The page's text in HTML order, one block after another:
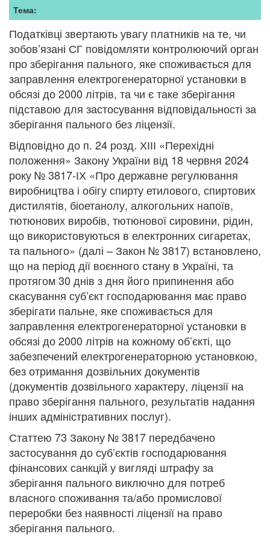
Тема:
Податківці звертають увагу платників на те, чи
зобов’язані СГ повідомляти контролюючий орган
про зберігання пального, яке споживається для
заправлення електрогенераторної установки в
обсязі до 2000 літрів, та чи є таке зберігання
підставою для застосування відповідальності за
зберігання пального без ліцензії.
Відповідно до п. 24 розд. ХІІІ «Перехідні
положення» Закону України від 18 червня 2024
року № 3817-ІХ «Про державне регулювання
виробництва і обігу спирту етилового, спиртових
дистилятів, біоетанолу, алкогольних напоїв,
тютюнових виробів, тютюнової сировини, рідин,
що використовуються в електронних сигаретах,
та пального» (далі – Закон № 3817) встановлено,
що на період дії воєнного стану в Україні, та
протягом 30 днів з дня його припинення або
скасування суб’єкт господарювання має право
зберігати пальне, яке споживається для
заправлення електрогенераторної установки в
обсязі до 2000 літрів на кожному об’єкті, що
забезпечений електрогенераторною установкою,
без отримання дозвільних документів
(документів дозвільного характеру, ліцензії на
право зберігання пального, результатів надання
інших адміністративних послуг).
Статтею 73 Закону № 3817 передбачено
застосування до суб’єктів господарювання
фінансових санкцій у вигляді штрафу за
зберігання пального виключно для потреб
власного споживання та/або промислової
переробки без наявності ліцензії на право
зберігання пального.